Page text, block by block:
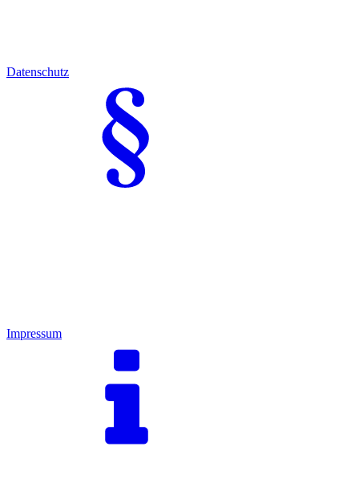
Datenschutz
Impressum